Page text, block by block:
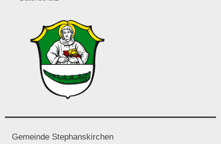
Gemeinde Stephanskirchen